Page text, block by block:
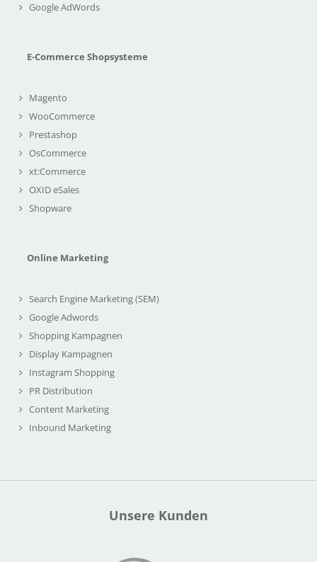
Google AdWords
E-Commerce Shopsysteme
Magento
WooCommerce
Prestashop
OsCommerce
xt:Commerce
OXID eSales
Shopware
Online Marketing
Search Engine Marketing (SEM)
Google Adwords
Shopping Kampagnen
Display Kampagnen
Instagram Shopping
PR Distribution
Content Marketing
Inbound Marketing
Unsere Kunden